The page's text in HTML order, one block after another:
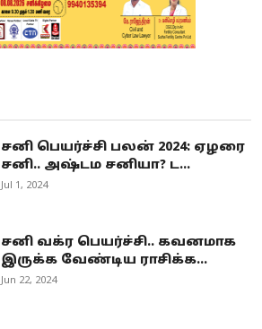
சனி பெயர்ச்சி பலன் 2024: ஏழரை
சனி.. அஷ்டம சனியா? ட...
Jul 1, 2024
சனி வக்ர பெயர்ச்சி.. கவனமாக
இருக்க வேண்டிய ராசிக்க...
Jun 22, 2024